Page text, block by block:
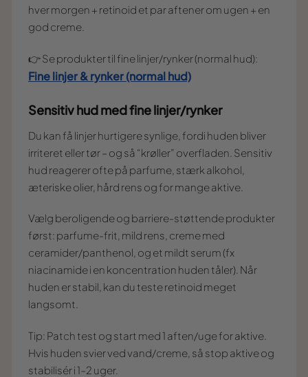
hver morgen + retinoid et par aftener om ugen + en
god creme.
👉 Se produkter til fine linjer/rynker (normal hud):
Fine linjer & rynker (normal hud)
Sensitiv hud med fine linjer/rynker
Du kan få linjer hurtigere synlige, fordi huden bliver
irriteret eller tør – og så “krøller” overfladen. Sensitiv
hud reagerer ofte på parfume, stærk alkohol,
æteriske olier, hård rens og for mange aktive.
Vælg beroligende og barriere-støttende produkter
først: parfume-frit, mild rens, creme med
ceramider/panthenol, og et mildt serum (fx
niacinamide i en koncentration huden tåler). Når
huden er stabil, kan du teste retinoid meget
langsomt.
Tip: Patch test og start med 1 aften/uge for aktive.
Hvis huden svier ved vand/creme, så stop aktive og
stabilisér i 1–2 uger.